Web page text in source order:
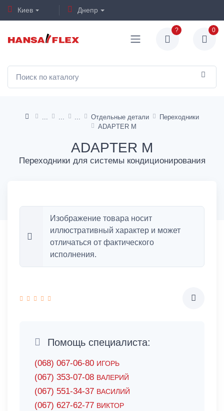
Киев Днепр
? 0
Отдельные детали
Переходники
ADAPTER M
ADAPTER M
Переходники для системы кондиционирования
Изображение товара носит
иллюстративный характер и может
отличаться от фактического
исполнения.
Помощь специалиста:
(068) 067-06-80 ИГОРЬ
(067) 353-07-08 ВАЛЕРИЙ
(067) 551-34-37 ВАСИЛИЙ
(067) 627-62-77 ВИКТОР